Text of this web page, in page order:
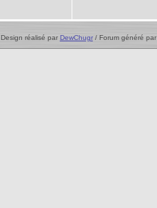
Design réalisé par DewChugr/ Forum généré par